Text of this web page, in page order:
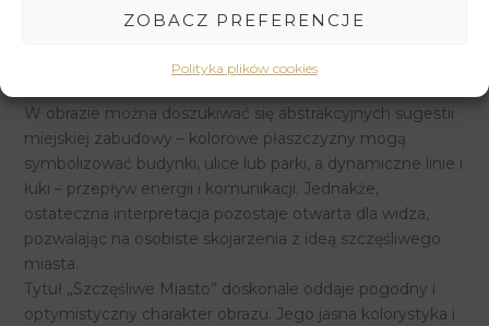
ZOBACZ PREFERENCJE
Polityka plików cookies
i bardziej teksturowane fragmenty, które urozmaicają
krawędzie i swobodne ułożenie wzmacniają wrażenie
W obrazie można doszukiwać się abstrakcyjnych sugestii
miejskiej zabudowy – kolorowe płaszczyzny mogą
symbolizować budynki, ulice lub parki, a dynamiczne linie i
łuki – przepływ energii i komunikacji. Jednakże,
ostateczna interpretacja pozostaje otwarta dla widza,
pozwalając na osobiste skojarzenia z ideą szczęśliwego
miasta.
Tytuł „Szczęśliwe Miasto” doskonale oddaje pogodny i
optymistyczny charakter obrazu. Jego jasna kolorystyka i